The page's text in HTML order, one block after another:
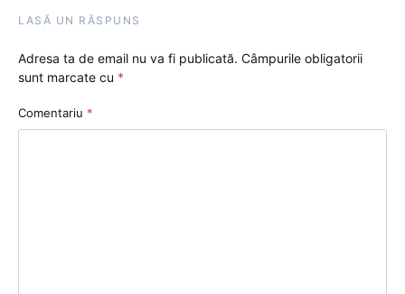
LASĂ UN RĂSPUNS
Adresa ta de email nu va fi publicată. Câmpurile obligatorii
sunt marcate cu *
Comentariu *